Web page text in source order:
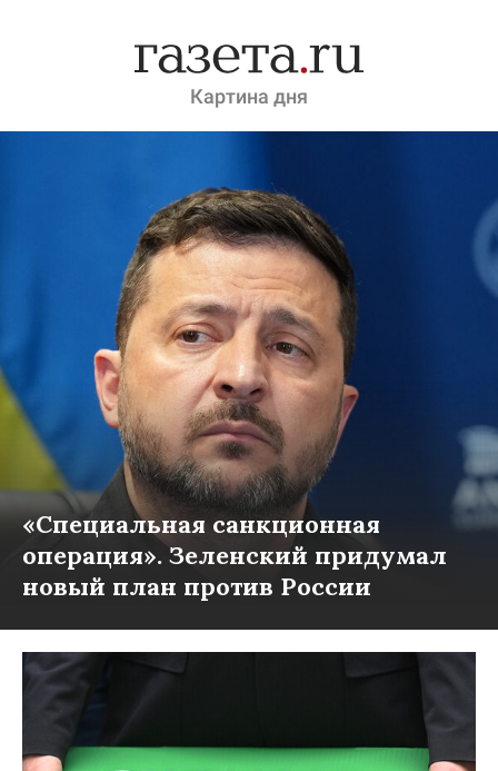
Картина дня
«Специальная санкционная
операция». Зеленский придумал
новый план против России